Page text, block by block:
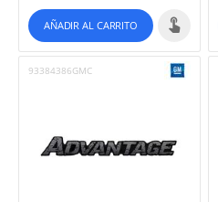
AÑADIR AL CARRITO
93384386GMC